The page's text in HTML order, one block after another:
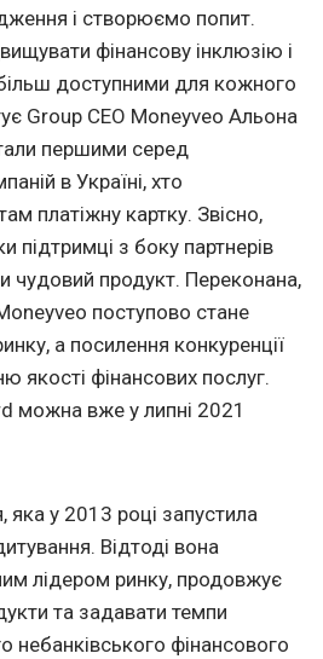
і створюємо попит.
фінансову інклюзію і
доступними для кожного
Group CEO Moneyveo Альона
першими серед
в Україні, хто
платіжну картку. Звісно,
підтримці з боку партнерів
чудовий продукт. Переконана,
поступово стане
а посилення конкуренції
якості фінансових послуг.
можна вже у липні 2021
яка у 2013 році запустила
Відтоді вона
лідером ринку, продовжує
та задавати темпи
небанківського фінансового